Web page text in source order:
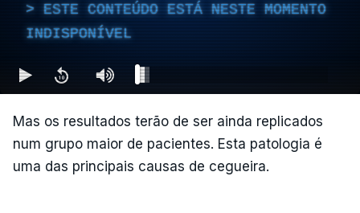
ESTE CONTEÚDO ESTÁ NESTE MOMENTO
INDISPONÍVEL
Mas os resultados terão de ser ainda replicados
num grupo maior de pacientes. Esta patologia é
uma das principais causas de cegueira.